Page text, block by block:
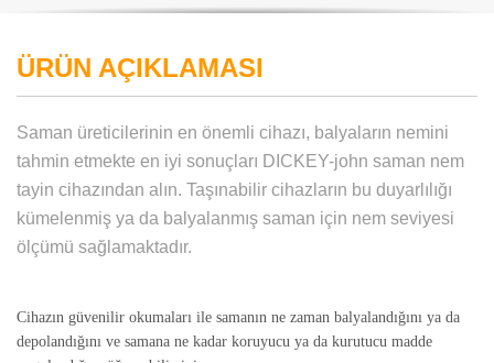
ÜRÜN AÇIKLAMASI
Saman üreticilerinin en önemli cihazı, balyaların nemini
tahmin etmekte en iyi sonuçları DICKEY-john saman nem
tayin cihazından alın. Taşınabilir cihazların bu duyarlılığı
kümelenmiş ya da balyalanmış saman için nem seviyesi
ölçümü sağlamaktadır.
Cihazın güvenilir okumaları ile samanın ne zaman balyalandığını ya da
depolandığını ve samana ne kadar koruyucu ya da kurutucu madde